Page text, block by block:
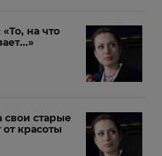
на что
свои старые
красоты